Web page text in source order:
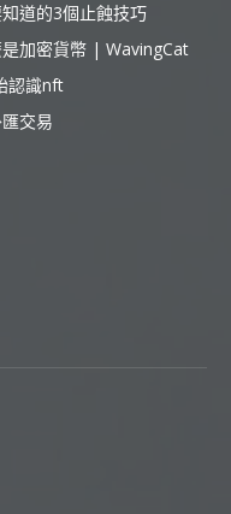
道的3個止蝕技巧
是加密貨幣 | WavingCat
認識nft
交易